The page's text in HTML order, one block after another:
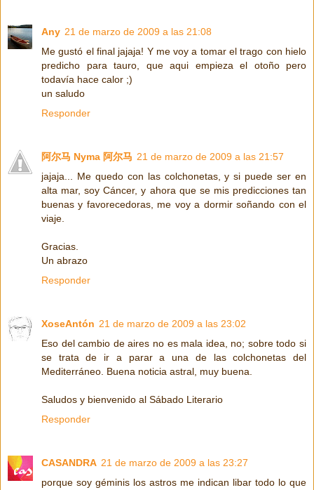
Any 21 de marzo de 2009 a las 21:08
Me gustó el final jajaja! Y me voy a tomar el trago con hielo
predicho para tauro, que aqui empieza el otoño pero
todavía hace calor ;)
un saludo
Responder
阿尔马 Nyma 阿尔马 21 de marzo de 2009 a las 21:57
jajaja... Me quedo con las colchonetas, y si puede ser en
alta mar, soy Cáncer, y ahora que se mis predicciones tan
buenas y favorecedoras, me voy a dormir soñando con el
viaje.
Gracias.
Un abrazo
Responder
XoseAntón 21 de marzo de 2009 a las 23:02
Eso del cambio de aires no es mala idea, no; sobre todo si
se trata de ir a parar a una de las colchonetas del
Mediterráneo. Buena noticia astral, muy buena.
Saludos y bienvenido al Sábado Literario
Responder
CASANDRA 21 de marzo de 2009 a las 23:27
porque soy géminis los astros me indican libar todo lo que